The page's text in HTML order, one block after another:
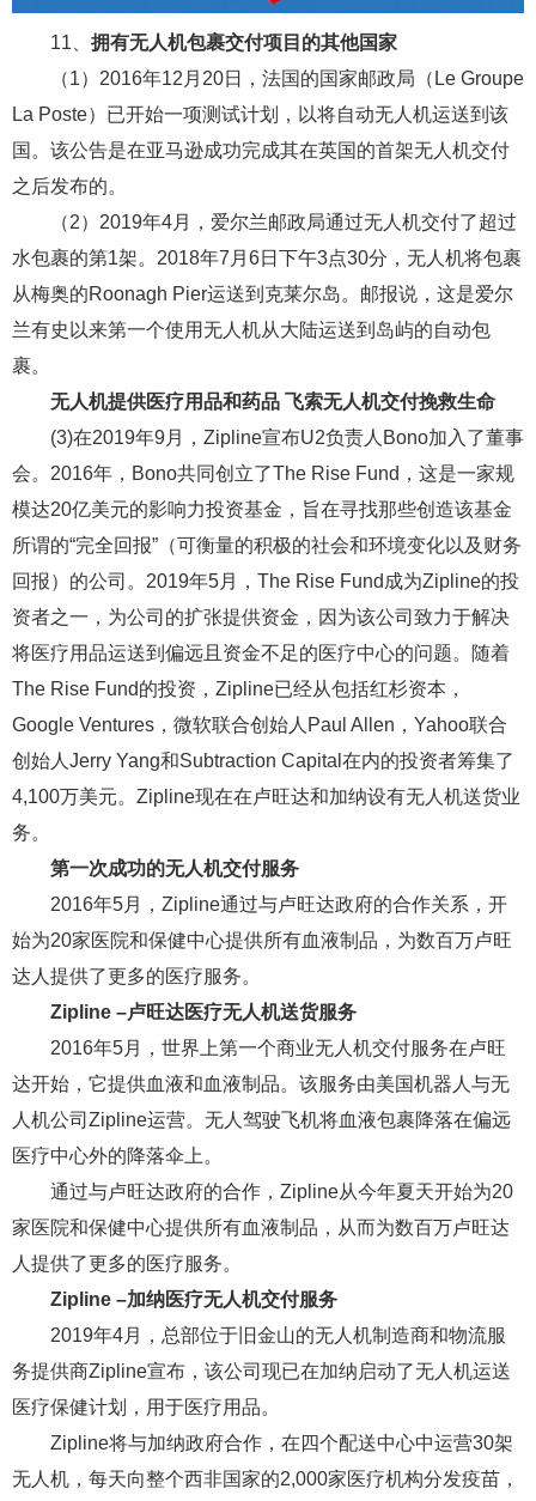
11、 拥有无人机包裹交付项目的其他国家
（1）2016年12月20日，法国的国家邮政局（Le Groupe
La Poste）已开始一项测试计划，以将自动无人机运送到该
国。该公告是在亚马逊成功完成其在英国的首架无人机交付
之后发布的。
（2）2019年4月，爱尔兰邮政局通过无人机交付了超过
水包裹的第1架。2018年7月6日下午3点30分，无人机将包裹
从梅奥的Roonagh Pier运送到克莱尔岛。邮报说，这是爱尔
兰有史以来第一个使用无人机从大陆运送到岛屿的自动包
裹。
无人机提供医疗用品和药品 飞索无人机交付挽救生命
(3)在2019年9月，Zipline宣布U2负责人Bono加入了董事
会。2016年，Bono共同创立了The Rise Fund，这是一家规
模达20亿美元的影响力投资基金，旨在寻找那些创造该基金
所谓的“完全回报”（可衡量的积极的社会和环境变化以及财务
回报）的公司。2019年5月，The Rise Fund成为Zipline的投
资者之一，为公司的扩张提供资金，因为该公司致力于解决
将医疗用品运送到偏远且资金不足的医疗中心的问题。随着
The Rise Fund的投资，Zipline已经从包括红杉资本，
Google Ventures，微软联合创始人Paul Allen，Yahoo联合
创始人Jerry Yang和Subtraction Capital在内的投资者筹集了
4,100万美元。Zipline现在在卢旺达和加纳设有无人机送货业
务。
第一次成功的无人机交付服务
2016年5月，Zipline通过与卢旺达政府的合作关系，开
始为20家医院和保健中心提供所有血液制品，为数百万卢旺
达人提供了更多的医疗服务。
Zipline –卢旺达医疗无人机送货服务
2016年5月，世界上第一个商业无人机交付服务在卢旺
达开始，它提供血液和血液制品。该服务由美国机器人与无
人机公司Zipline运营。无人驾驶飞机将血液包裹降落在偏远
医疗中心外的降落伞上。
通过与卢旺达政府的合作，Zipline从今年夏天开始为20
家医院和保健中心提供所有血液制品，从而为数百万卢旺达
人提供了更多的医疗服务。
Zipline –加纳医疗无人机交付服务
2019年4月，总部位于旧金山的无人机制造商和物流服
务提供商Zipline宣布，该公司现已在加纳启动了无人机运送
医疗保健计划，用于医疗用品。
Zipline将与加纳政府合作，在四个配送中心中运营30架
无人机，每天向整个西非国家的2,000家医疗机构分发疫苗，